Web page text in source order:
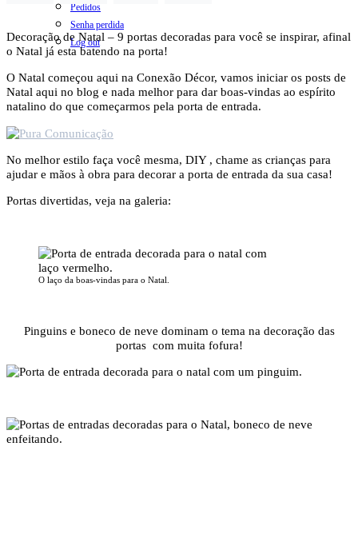
Pedidos
Senha perdida
Log out
Decoração de Natal – 9 portas decoradas para você se inspirar, afinal
o Natal já esta batendo na porta!
O Natal começou aqui na Conexão Décor, vamos iniciar os posts de
Natal aqui no blog e nada melhor para dar boas-vindas ao espírito
natalino do que começarmos pela porta de entrada.
No melhor estilo faça você mesma, DIY , chame as crianças para
ajudar e mãos à obra para decorar a porta de entrada da sua casa!
Portas divertidas, veja na galeria:
O laço da boas-vindas para o Natal.
Pinguins e boneco de neve dominam o tema na decoração das
portas com muita fofura!